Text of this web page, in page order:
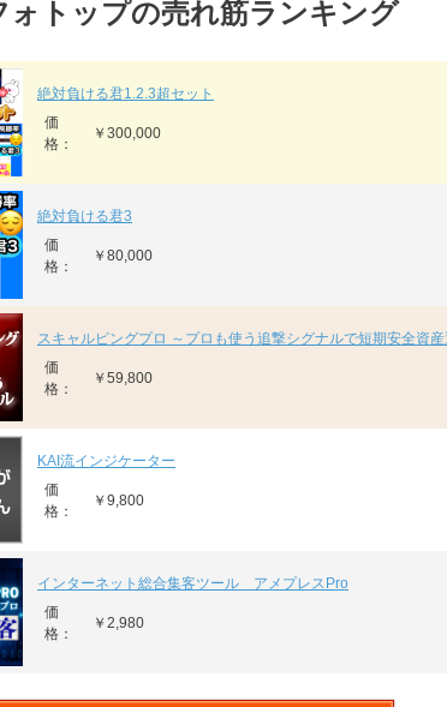
ォトップの売れ筋ランキング
絶対負ける君1.2.3超セット
価
格：
￥300,000
絶対負ける君3
価
格：
￥80,000
スキャルピングプロ ～プロも使う追撃シグナルで短期安全資
価
格：
￥59,800
KAI流インジケーター
価
格：
￥9,800
インターネット総合集客ツール アメプレスPro
価
格：
￥2,980